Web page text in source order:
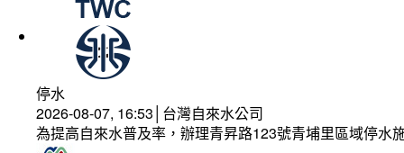
停水
2026-08-07, 16:53│台灣自來水公司
為提高自來水普及率，辦理青昇路123號青埔里區域停水